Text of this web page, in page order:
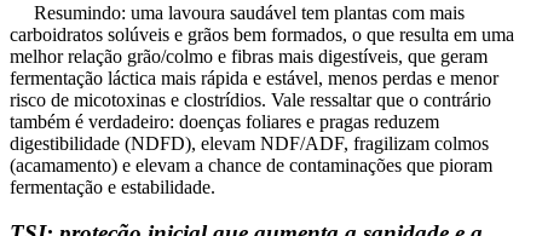
Resumindo: uma lavoura saudável tem plantas com mais
carboidratos solúveis e grãos bem formados, o que resulta em uma
melhor relação grão/colmo e fibras mais digestíveis, que geram
fermentação láctica mais rápida e estável, menos perdas e menor
risco de micotoxinas e clostrídios. Vale ressaltar que o contrário
também é verdadeiro: doenças foliares e pragas reduzem
digestibilidade (NDFD), elevam NDF/ADF, fragilizam colmos
(acamamento) e elevam a chance de contaminações que pioram
fermentação e estabilidade.